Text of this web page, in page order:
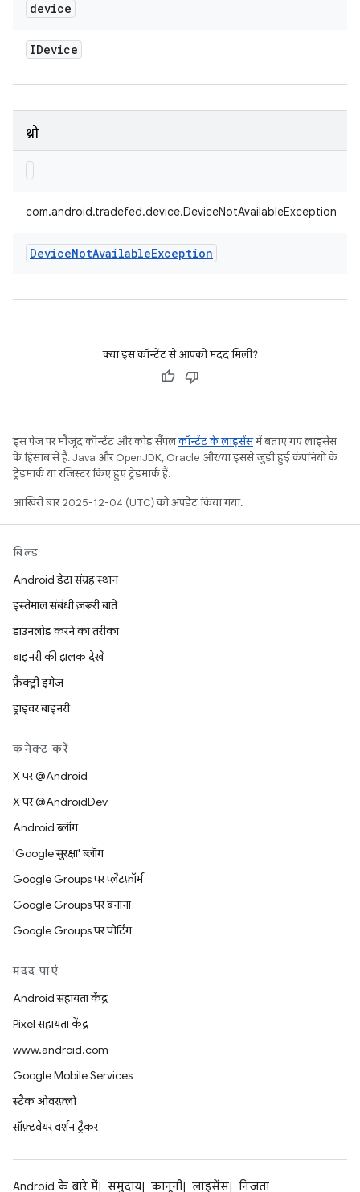
device
IDevice
थ्रो
com.android.tradefed.device.DeviceNotAvailableException
DeviceNotAvailableException
क्या इस कॉन्टेंट से आपको मदद मिली?
इस पेज पर मौजूद कॉन्टेंट और कोड सैंपलकॉन्टेंट के लाइसेंसमें बताए गए लाइसेंस
के हिसाब से हैं. Java और OpenJDK, Oracle और/या इससे जुड़ी हुई कंपनियों के
ट्रेडमार्क या रजिस्टर किए हुए ट्रेडमार्क हैं.
आखिरी बार 2025-12-04 (UTC) को अपडेट किया गया.
बिल्ड
Android डेटा संग्रह स्थान
इस्तेमाल संबंधी ज़रूरी बातें
डाउनलोड करने का तरीका
बाइनरी की झलक देखें
फ़ैक्ट्री इमेज
ड्राइवर बाइनरी
कनेक्ट करें
X पर @Android
X पर @AndroidDev
Android ब्लॉग
'Google सुरक्षा' ब्लॉग
Google Groups पर प्लैटफ़ॉर्म
Google Groups पर बनाना
Google Groups पर पोर्टिंग
मदद पाएं
Android सहायता केंद्र
Pixel सहायता केंद्र
www.android.com
Google Mobile Services
स्टैक ओवरफ़्लो
सॉफ़्टवेयर वर्शन ट्रैकर
Android के बारे में समुदाय कानूनी लाइसेंस निजता